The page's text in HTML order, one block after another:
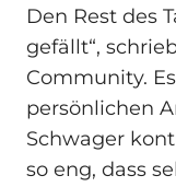
Den Rest des
gefällt“,
Community.
persönlichen
Schwager
so eng, dass